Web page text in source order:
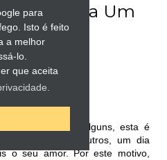
para
Isto é feito
a melhor
lo.
que aceita
Um Tema Um
Patricia Faria
que sim!
Para alguns, esta é
para (muitos) outros, um dia
o seu amor. Por este motivo,